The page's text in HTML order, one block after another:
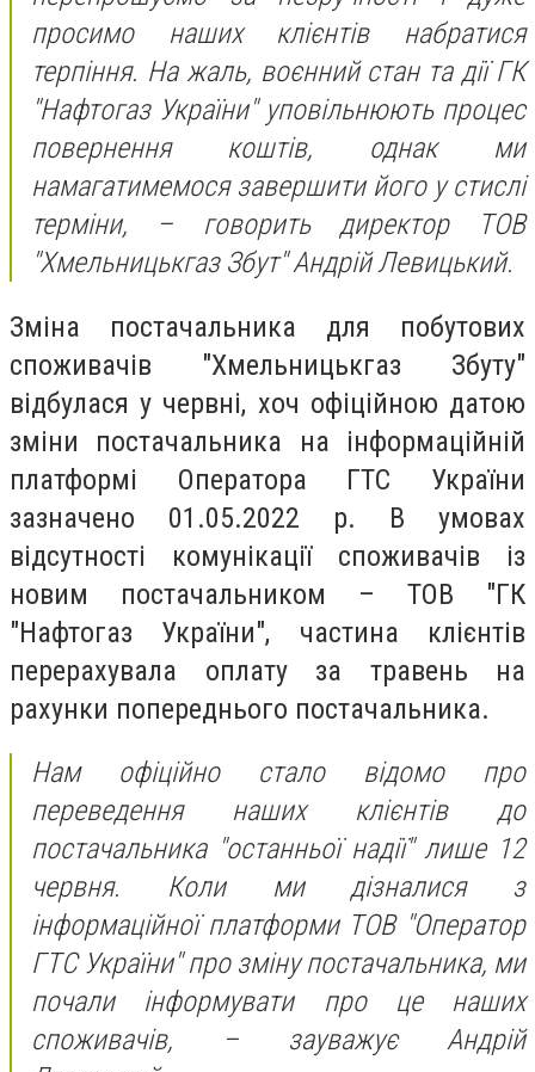
просимо наших клієнтів набратися
терпіння. На жаль, воєнний стан та дії ГК
"Нафтогаз України" уповільнюють процес
повернення коштів, однак ми
намагатимемося завершити його у стислі
терміни, – говорить директор ТОВ
"Хмельницькгаз Збут" Андрій Левицький.
Зміна постачальника для побутових
споживачів "Хмельницькгаз Збуту"
відбулася у червні, хоч офіційною датою
зміни постачальника на інформаційній
платформі Оператора ГТС України
зазначено 01.05.2022 р. В умовах
відсутності комунікації споживачів із
новим постачальником – ТОВ "ГК
"Нафтогаз України", частина клієнтів
перерахувала оплату за травень на
рахунки попереднього постачальника.
Нам офіційно стало відомо про
переведення наших клієнтів до
постачальника "останньої надії" лише 12
червня. Коли ми дізналися з
інформаційної платформи ТОВ "Оператор
ГТС України" про зміну постачальника, ми
почали інформувати про це наших
споживачів, – зауважує Андрій